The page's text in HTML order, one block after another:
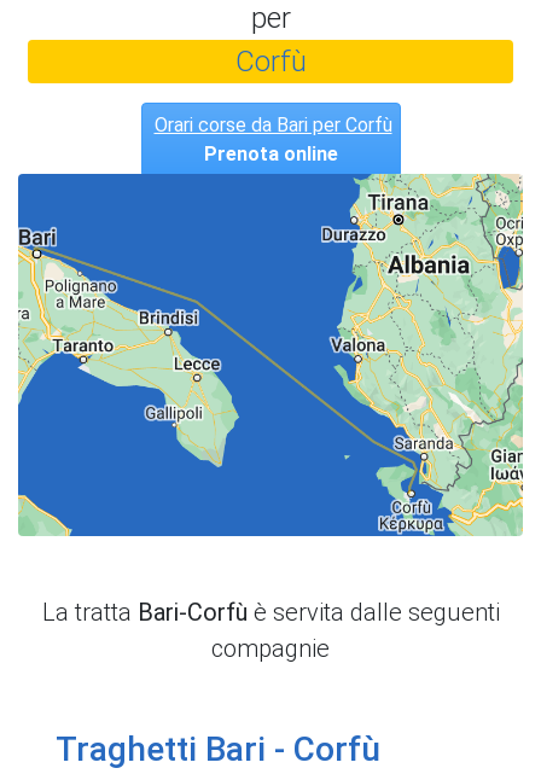
per
Corfù
Orari corse da Bari per Corfù
Prenota online
La tratta Bari-Corfù è servita dalle seguenti
compagnie
Traghetti Bari - Corfù